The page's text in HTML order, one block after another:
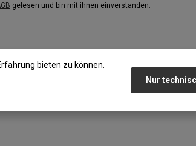
gelesen und bin mit ihnen einverstanden.
bieten zu können.
Nur